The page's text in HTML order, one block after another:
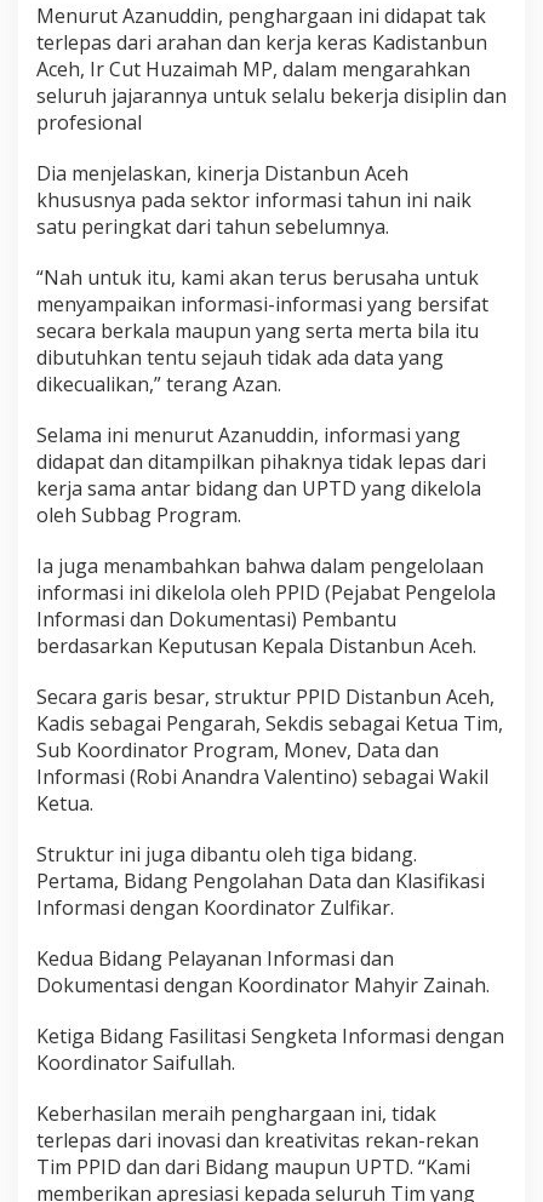
Menurut Azanuddin, penghargaan ini didapat tak
terlepas dari arahan dan kerja keras Kadistanbun
Aceh, Ir Cut Huzaimah MP, dalam mengarahkan
seluruh jajarannya untuk selalu bekerja disiplin dan
profesional
Dia menjelaskan, kinerja Distanbun Aceh
khususnya pada sektor informasi tahun ini naik
satu peringkat dari tahun sebelumnya.
“Nah untuk itu, kami akan terus berusaha untuk
menyampaikan informasi-informasi yang bersifat
secara berkala maupun yang serta merta bila itu
dibutuhkan tentu sejauh tidak ada data yang
dikecualikan,” terang Azan.
Selama ini menurut Azanuddin, informasi yang
didapat dan ditampilkan pihaknya tidak lepas dari
kerja sama antar bidang dan UPTD yang dikelola
oleh Subbag Program.
Ia juga menambahkan bahwa dalam pengelolaan
informasi ini dikelola oleh PPID (Pejabat Pengelola
Informasi dan Dokumentasi) Pembantu
berdasarkan Keputusan Kepala Distanbun Aceh.
Secara garis besar, struktur PPID Distanbun Aceh,
Kadis sebagai Pengarah, Sekdis sebagai Ketua Tim,
Sub Koordinator Program, Monev, Data dan
Informasi (Robi Anandra Valentino) sebagai Wakil
Ketua.
Struktur ini juga dibantu oleh tiga bidang.
Pertama, Bidang Pengolahan Data dan Klasifikasi
Informasi dengan Koordinator Zulfikar.
Kedua Bidang Pelayanan Informasi dan
Dokumentasi dengan Koordinator Mahyir Zainah.
Ketiga Bidang Fasilitasi Sengketa Informasi dengan
Koordinator Saifullah.
Keberhasilan meraih penghargaan ini, tidak
terlepas dari inovasi dan kreativitas rekan-rekan
Tim PPID dan dari Bidang maupun UPTD. “Kami
memberikan apresiasi kepada seluruh Tim yang